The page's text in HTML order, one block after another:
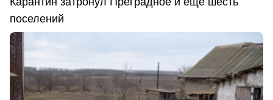
поселений